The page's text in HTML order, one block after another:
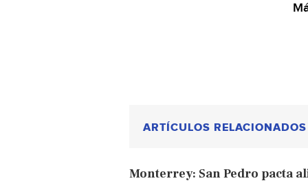
ARTÍCULOS RELACIONADOS
Monterrey: San Pedro pacta